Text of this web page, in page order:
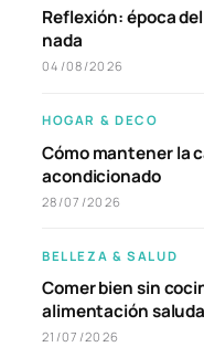
Reflexión: época
nada
04/08/2026
HOGAR & DECO
Cómo mantener la
acondicionado
28/07/2026
BELLEZA & SALUD
Comer bien sin
alimentación
21/07/2026